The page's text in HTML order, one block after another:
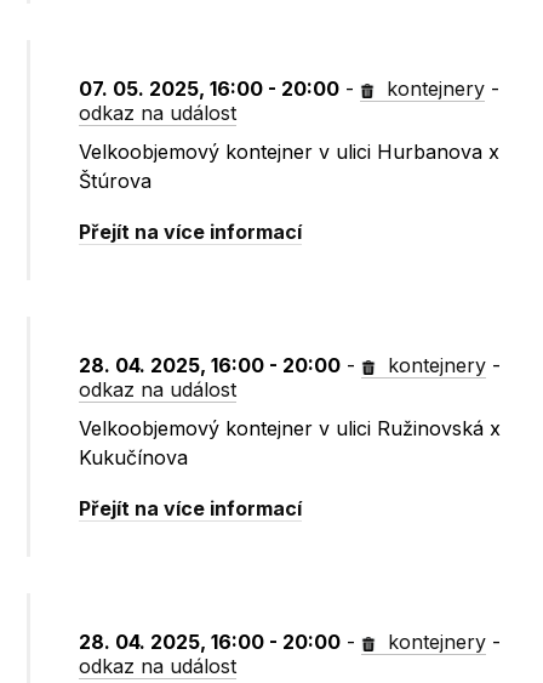
07. 05. 2025, 16:00 - 20:00 - kontejnery -
odkaz na událost
Velkoobjemový kontejner v ulici Hurbanova x
Štúrova
Přejít na více informací
28. 04. 2025, 16:00 - 20:00 - kontejnery -
odkaz na událost
Velkoobjemový kontejner v ulici Ružinovská x
Kukučínova
Přejít na více informací
28. 04. 2025, 16:00 - 20:00 - kontejnery -
odkaz na událost